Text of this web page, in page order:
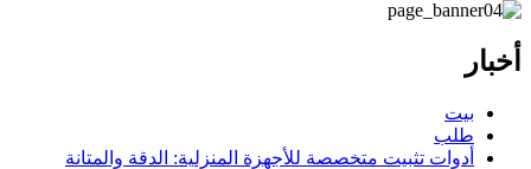
أخبار
بيت
طلب
أدوات تثبيت متخصصة للأجهزة المنزلية: الدقة والمتانة